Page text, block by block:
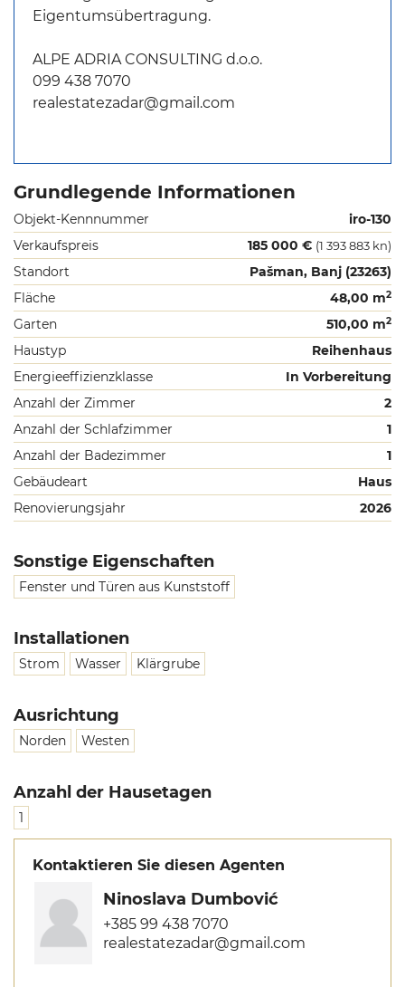
Eigentumsübertragung.
ALPE ADRIA CONSULTING d.o.o.
099 438 7070
realestatezadar@gmail.com
Grundlegende Informationen
Objekt-Kennnummer
iro-130
Verkaufspreis
185 000 € (1 393 883 kn)
Standort
Pašman, Banj (23263)
Fläche
48,00 m2
Garten 510,00 m2
Haustyp
Reihenhaus
Energieeffizienzklasse
In Vorbereitung
Anzahl der Zimmer
2
Anzahl der Schlafzimmer
1
Anzahl der Badezimmer
1
Gebäudeart
Haus
Renovierungsjahr
2026
Sonstige Eigenschaften
Fenster und Türen aus Kunststoff
Installationen
Strom Wasser Klärgrube
Ausrichtung
Norden Westen
Anzahl der Hausetagen
1
Kontaktieren Sie diesen Agenten
Ninoslava Dumbović
+385 99 438 7070
realestatezadar@gmail.com